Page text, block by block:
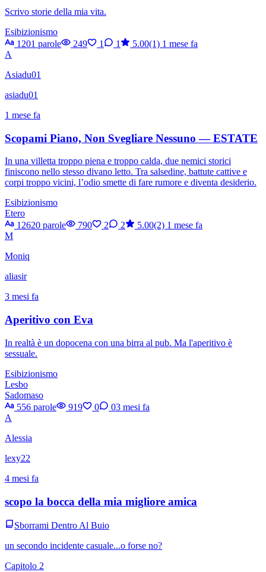
Scrivo storie della mia vita.
Esibizionismo
1201 parole
249 1 1 5.00(1) 1 mese fa
A
Asiadu01
asiadu01
1 mese fa
Scopami Piano, Non Svegliare Nessuno — ESTATE
In una villetta troppo piena e troppo calda, due nemici storici
finiscono nello stesso divano letto. Tra salsedine, battute cattive e
corpi troppo vicini, l’odio smette di fare rumore e diventa desiderio.
Esibizionismo
Etero
12620 parole
790 2 2 5.00(2) 1 mese fa
M
Moniq
aliasir
3 mesi fa
Aperitivo con Eva
In realtà è un dopocena con una birra al pub. Ma l'aperitivo è
sessuale.
Esibizionismo
Lesbo
Sadomaso
556 parole
919 0 03 mesi fa
A
Alessia
lexy22
4 mesi fa
scopo la bocca della mia migliore amica
Sborrami Dentro Al Buio
un secondo incidente casuale...o forse no?
Capitolo 2